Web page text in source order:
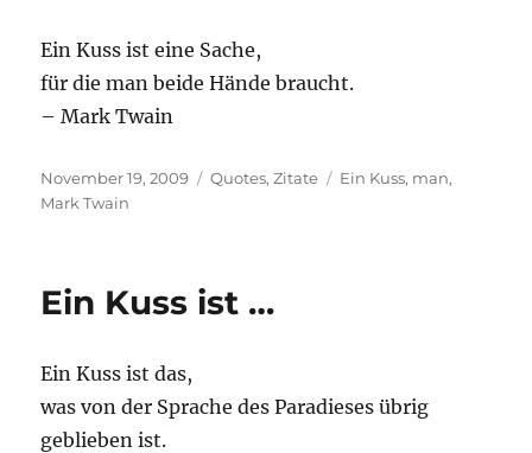
Ein Kuss ist eine Sache,
für die man beide Hände braucht.
– Mark Twain
Posted
on
November 19, 2009 Categories
Quotes,Zitate Tags
Ein Kuss, man,
Mark Twain
Ein Kuss ist …
Ein Kuss ist das,
was von der Sprache des Paradieses übrig
geblieben ist.